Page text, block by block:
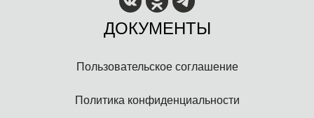
ДОКУМЕНТЫ
Пользовательское соглашение
Политика конфиденциальности